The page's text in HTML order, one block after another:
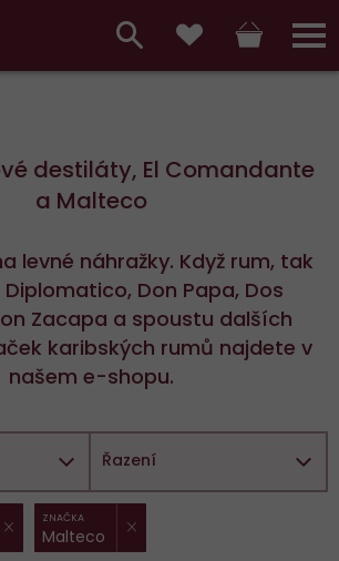
destiláty, El Comandante
a Malteco
levné náhražky. Když rum, tak
Diplomatico, Don Papa, Dos
Zacapa a spoustu dalších
karibských rumů najdete v
našem e-shopu.
ZNAČKA
Malteco
Řazení